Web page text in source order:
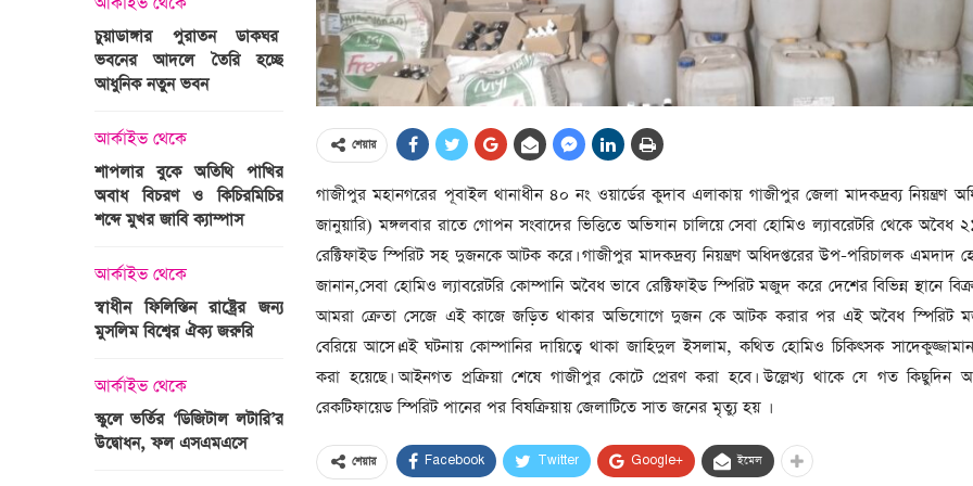
শেয়ার
গাজীপুর মহানগরের পূবাইল থানাধীন ৪০ নং ওয়ার্ডের কুদাব এলাকায় গাজীপুর জেলা মাদকদ্রব্য নিয়ন্ত্রণ
জানুয়ারি) মঙ্গলবার রাতে গোপন সংবাদের ভিত্তিতে অভিযান চালিয়ে সেবা হোমিও ল্যাবরেটরি থেকে অবৈধ
রেক্টিফাইড স্পিরিট সহ দুজনকে আটক করে। গাজীপুর মাদকদ্রব্য নিয়ন্ত্রণ অধিদপ্তরের উপ-পরিচালক এমদাদ
জানান,সেবা হোমিও ল্যাবরেটরি কোম্পানি অবৈধ ভাবে রেক্টিফাইড স্পিরিট মজুদ করে দেশের বিভিন্ন স্থানে
আমরা ক্রেতা সেজে এই কাজে জড়িত থাকার অভিযোগে দুজন কে আটক করার পর এই অবৈধ স্পিরিট
বেরিয়ে আসে।এই ঘটনায় কোম্পানির দায়িত্বে থাকা জাহিদুল ইসলাম, কথিত হোমিও চিকিৎসক
করা হয়েছে। আইনগত প্রক্রিয়া শেষে গাজীপুর কোটে প্রেরণ করা হবে। উল্লেখ্য থাকে যে গত কিছুদিন
রেকটিফায়েড স্পিরিট পানের পর বিষক্রিয়ায় জেলাটিতে সাত জনের মৃত্যু হয় ।
শেয়ার Facebook Twitter Google+ ইমেল
চুয়াডাঙ্গার পুরাতন ডাকঘর
ভবনের আদলে তৈরি হচ্ছে
আধুনিক নতুন ভবন
আর্কাইভ থেকে
শাপলার বুকে অতিথি পাখির
অবাধ বিচরণ ও কিচিরমিচির
শব্দে মুখর জাবি ক্যাম্পাস
আর্কাইভ থেকে
স্বাধীন ফিলিস্তিন রাষ্ট্রের জন্য
মুসলিম বিশ্বের ঐক্য জরুরি
আর্কাইভ থেকে
স্কুলে ভর্তির ‘ডিজিটাল লটারি’র
উদ্বোধন, ফল এসএমএসে
অপরাধ
গুলশান হলি আর্টিজান হামলা
মামলা : হাইকোর্টের রায় আজ
আন্তর্জাতিক
মাওলানা তারেক জামিলের
ছেলের মৃত্যু
আন্তর্জাতিক
বিশ্বকাপ ইাতহাসে সাকিবের
আর্কাইভ থেকে
টানেল উদ্বোধন : প্রধানমন্ত্রীর
জনসভায় যোগ দিচ্ছেন দলীয়
নেতাকর্মীরা
আর্কাইভ থেকে
সেহরি, ইফতার ও তারাবির
সময় নিরবচ্ছিন্ন বিদ্যুৎ রাখার
নির্দেশ: প্রধানমন্ত্রী তারেক
রহমান
আর্কাইভ থেকে
দেশের ১১তম প্রধানমন্ত্রী হলেন
তারেক রহমান
আর্কাইভ থেকে
নতুন মন্ত্রিসভা ৫০ সদস্যের হতে
পারে, ২৫ পূর্ণমন্ত্রী, প্রতিমন্ত্রী
২৪
আর্কাইভ থেকে